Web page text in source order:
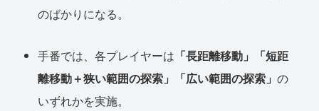
のばかりになる。
手番では、各プレイヤーは 「長距離移動」「短距
離移動＋狭い範囲の探索」「広い範囲の探索」の
いずれかを実施。